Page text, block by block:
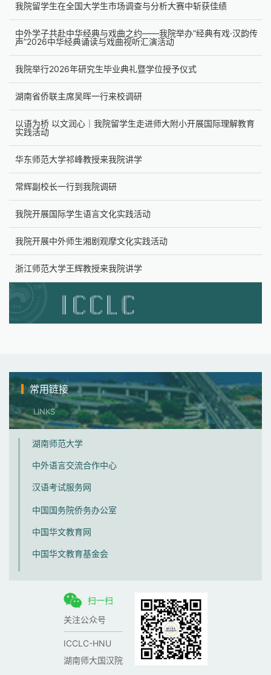
我院留学生在全国大学生市场调查与分析大赛中斩获佳绩
中外学子共赴中华经典与戏曲之约——我院举办“经典有戏·汉韵传
声”2026中华经典诵读与戏曲视听汇演活动
我院举行2026年研究生毕业典礼暨学位授予仪式
湖南省侨联主席吴晖一行来校调研
以语为桥 以文润心｜我院留学生走进师大附小开展国际理解教育
实践活动
华东师范大学祁峰教授来我院讲学
常辉副校长一行到我院调研
我院开展国际学生语言文化实践活动
我院开展中外师生湘剧观摩文化实践活动
浙江师范大学王辉教授来我院讲学
常用链接
LINKS
湖南师范大学
中外语言交流合作中心
汉语考试服务网
中国国务院侨务办公室
中国华文教育网
中国华文教育基金会
扫一扫
关注公众号
ICCLC-HNU
湖南师大国汉院